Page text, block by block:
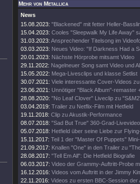
Mehr von Metallica
News
15.08.2023: "Blackened" mit fetter Heller-
15.04.2023: Cooles "Sleepwalk My Life Away"
31.03.2023: Ansprechender Titelsong im
03.03.2023: Neues Video: "If Darkness Had a
20.01.2023: Nächste Hörprobe mitsamt Video
29.11.2022: Nagelneuer Song samt Video und
15.05.2022: Mega-Livesclips und klasse Setlist
30.07.2021: Viele interessante Cover-Videos
23.06.2021: Unnötiger "Black Album"-remaster
28.08.2020: "No Leaf Clover" Liveclip zu
03.04.2019: Trailer zu Netflix-Film mit Hetfield
19.11.2018: Clip zu Akustik-Performance
08.07.2018: "Sad But True" 360-Grad-Livevideo
05.07.2018: Hetfield über seine Liebe zur
15.11.2017: Teil 1 der "Master Of Puppets"
21.09.2017: Knallen "One" in den Trailer zu
28.08.2017: "Tell Em All": Die Hetfield Biografie
06.03.2017: Video der Grammy-Auftritt-Probe
16.12.2016: Videos vom Auftritt in der Jimmy
22.11.2016: Videos zu ersten BBC-Session der